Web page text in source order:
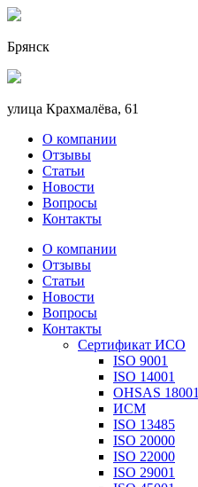
Брянск
улица Крахмалёва, 61
О компании
Отзывы
Статьи
Новости
Вопросы
Контакты
О компании
Отзывы
Статьи
Новости
Вопросы
Контакты
Сертификат ИСО
ISO 9001
ISO 14001
OHSAS 18001
ИСМ
ISO 13485
ISO 20000
ISO 22000
ISO 29001